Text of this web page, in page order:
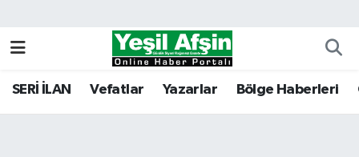
SERİ İLAN Vefatlar Yazarlar Bölge Haberleri
Kahramanmaraş Nöbetçi Eczaneler